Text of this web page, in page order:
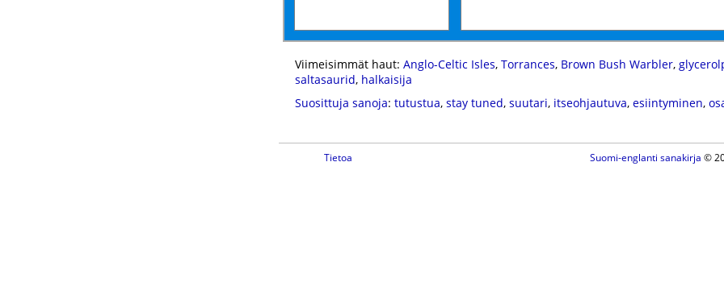
Viimeisimmät haut: Anglo-Celtic Isles, Torrances, Brown Bush Warbler,
saltasaurid, halkaisija
Suosittuja sanoja: tutustua, stay tuned, suutari, itseohjautuva, esiintyminen,
Tietoa Suomi-englanti sanakirja ©